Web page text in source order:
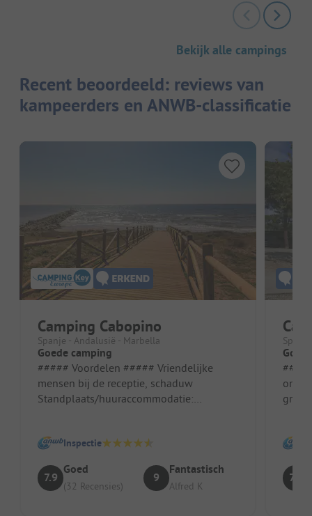
Bekijk alle campings
Recent beoordeeld: reviews van
kampeerders en ANWB-classificatie
Camping Cabopino
Spanje - Andalusië - Marbella
Goede camping
##### Voordelen ##### Vriendelijke
mensen bij de receptie, schaduw
Standplaats/huuraccommodatie:
Inspectie
7.9
Goed
(32 Recensies)
9
Fantastisch
Alfred K
Goed
#####
grote
7.4